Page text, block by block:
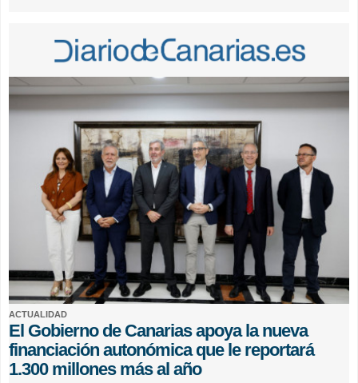
ACTUALIDAD
El Gobierno de Canarias apoya la nueva
financiación autonómica que le reportará
1.300 millones más al año